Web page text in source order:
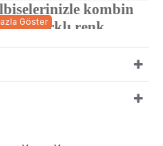
kombin
Farklı renk